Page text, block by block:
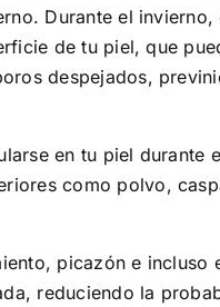
Durante el
de tu piel, que
despejados,
en tu piel durante
como polvo,
picazón e incluso
reduciendo la